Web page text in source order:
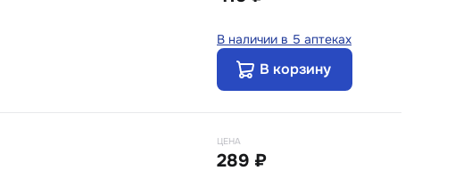
В наличии в 5 аптеках
В корзину
ЦЕНА
289 ₽